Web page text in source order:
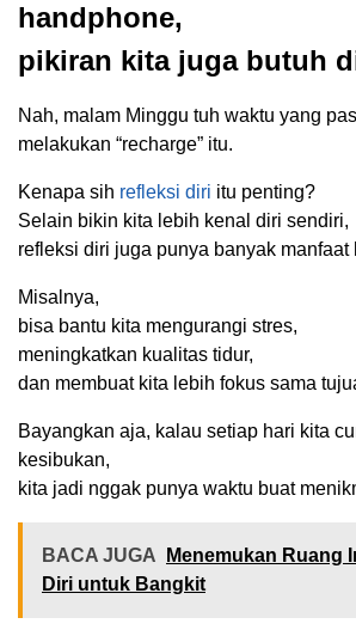
handphone,
pikiran kita juga butuh
Nah, malam Minggu tuh waktu yang
melakukan “recharge” itu.
Kenapa sih refleksi diri itu penting?
Selain bikin kita lebih kenal diri sendiri,
refleksi diri juga punya banyak manfaat
Misalnya,
bisa bantu kita mengurangi stres,
meningkatkan kualitas tidur,
dan membuat kita lebih fokus sama
Bayangkan aja, kalau setiap hari kita
kesibukan,
kita jadi nggak punya waktu buat
BACA JUGA
Menemukan Ruang
Diri untuk Bangkit